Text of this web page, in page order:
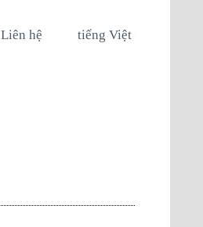
Liên hệ tiếng Việt